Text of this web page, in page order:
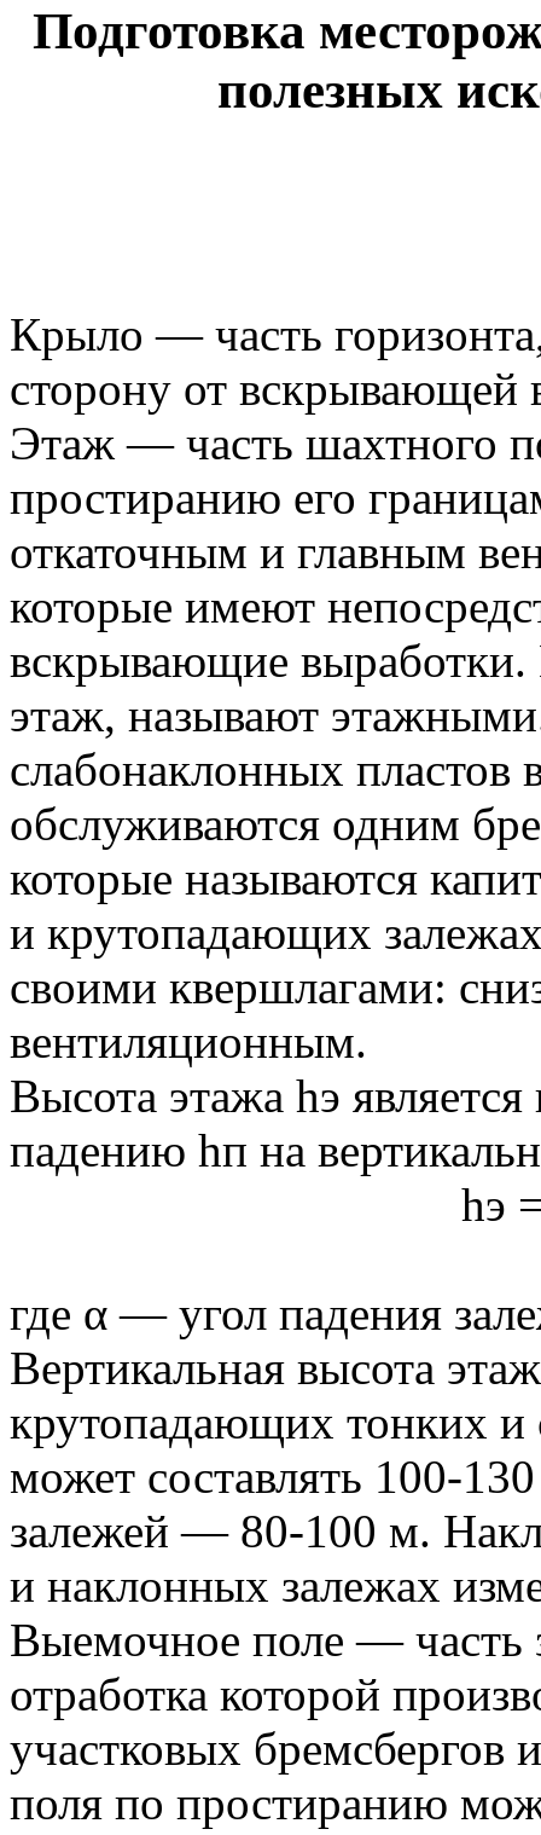
Подготовка
полезных
Крыло — часть
сторону от вскрывающей
Этаж — часть шахтного
простиранию его
откаточным и главным
которые имеют
вскрывающие
этаж, называют
слабонаклонных пластов
обслуживаются одним
которые называются
и крутопадающих
своими квершлагами:
вентиляционным.
Высота этажа hэ
падению hп на
hэ
где α — угол падения
Вертикальная высота
крутопадающих тонких и
может составлять 100-
залежей — 80-100 м.
и наклонных залежах
Выемочное поле — часть
отработка которой
участковых бремсбергов
поля по простиранию